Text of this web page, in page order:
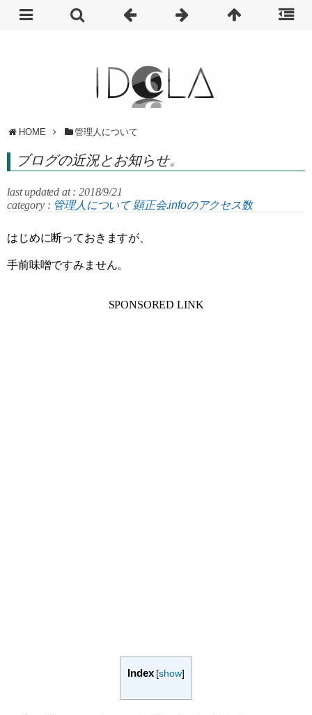
HOME 管理人について
ブログの近況とお知らせ。
last updated at : 2018/9/21
category : 管理人について 顕正会.infoのアクセス数
はじめに断っておきますが、
手前味噌ですみません。
SPONSORED LINK
Index [show]